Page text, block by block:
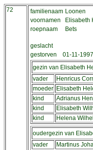
72 familienaam Loonen
voornamen
Elisabeth
roepnaam
Bets
geslacht
gestorven
01-11-1997
gezin van Elisabeth
vader Henricus
moeder Elisabeth
kind
Adrianus
kind
Elisabeth
kind
Helena
oudergezin van
vader Martinus